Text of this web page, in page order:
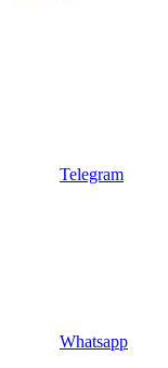
Telegram
Whatsapp